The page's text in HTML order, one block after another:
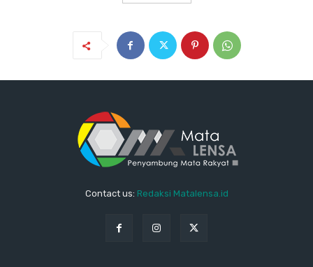
Contact us: Redaksi Matalensa.id